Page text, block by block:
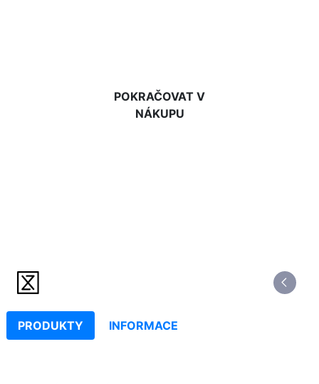
POKRAČOVAT V
NÁKUPU
PRODUKTY INFORMACE